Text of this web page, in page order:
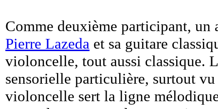
Comme deuxième participant,
Pierre Lazeda et sa guitare
violoncelle, tout aussi classique.
sensorielle particulière, surtout
violoncelle sert la ligne